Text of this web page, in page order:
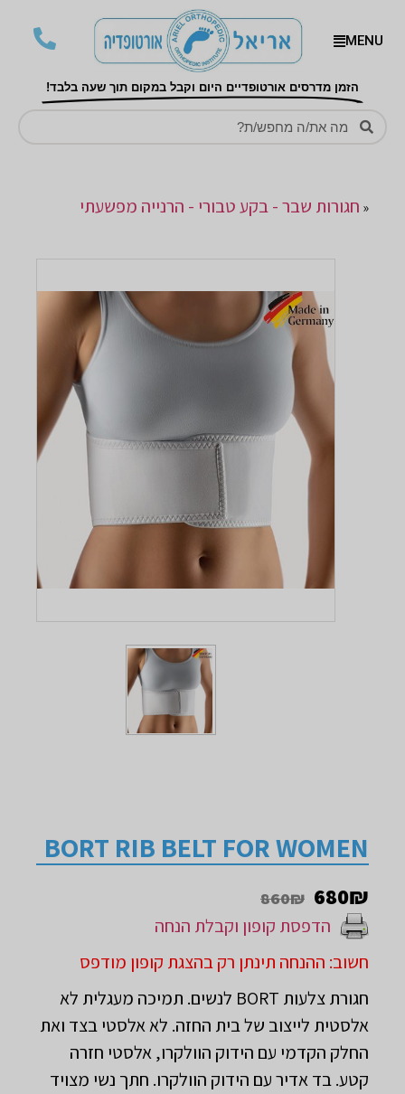
MENU
הזמן מדרסים אורטופדיים היום וקבל במקום תוך שעה בלבד!
« חגורות שבר - בקע טבורי - הרנייה מפשעתי
BORT RIB BELT FOR WOMEN
860₪ 680₪
הדפסת קופון וקבלת הנחה
חשוב: ההנחה תינתן רק בהצגת קופון מודפס
חגורת צלעות BORT לנשים. תמיכה מעגלית לא
אלסטית לייצוב של בית החזה. לא אלסטי בצד ואת
החלק הקדמי עם הידוק הוולקרו, אלסטי חזרה
קטע. בד אדיר עם הידוק הוולקרו. חתך נשי מצויד